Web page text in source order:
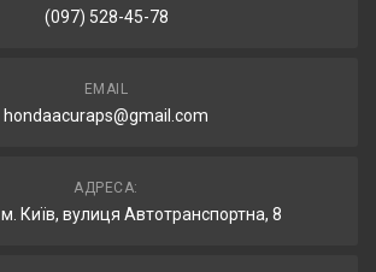
(097) 528-45-78
EMAIL
hondaacuraps@gmail.com
АДРЕСА:
м. Київ, вулиця Автотранспортна, 8